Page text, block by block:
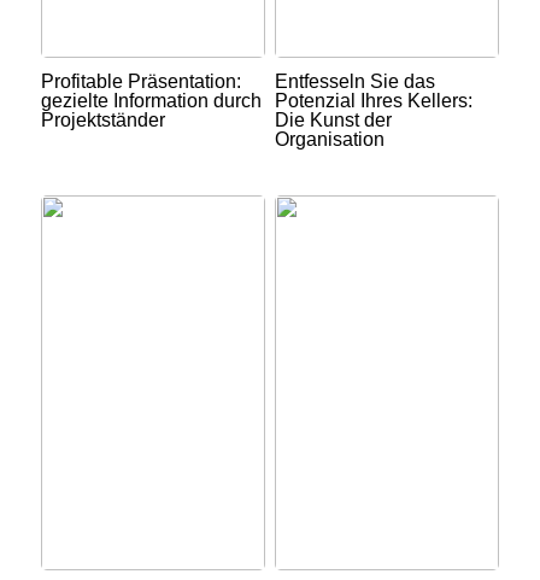
Profitable Präsentation:
gezielte Information durch
Projektständer
Entfesseln Sie das
Potenzial Ihres Kellers:
Die Kunst der
Organisation